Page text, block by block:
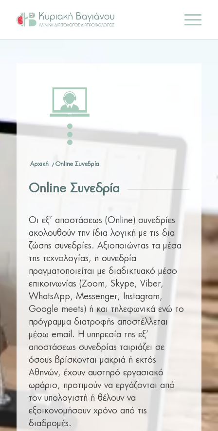
Αρχική / Online Συνεδρία
Online Συνεδρία
Οι εξ’ αποστάσεως (Online) συνεδρίες
ακολουθούν την ίδια λογική με τις δια
ζώσης συνεδρίες. Αξιοποιώντας τα μέσα
της τεχνολογίας, η συνεδρία
πραγματοποιείται με διαδικτυακό μέσο
επικοινωνίας (Zoom, Skype, Viber,
WhatsApp, Messenger, Instagram,
Google meets) ή και τηλεφωνικά ενώ το
πρόγραμμα διατροφής αποστέλλεται
μέσω email. Η υπηρεσία της εξ’
αποστάσεως συνεδρίας ταιριάζει σε
όσους βρίσκονται μακριά ή εκτός
Αθηνών, έχουν αυστηρό εργασιακό
ωράριο, προτιμούν να εργάζονται από
τον υπολογιστή ή θέλουν να
εξοικονομήσουν χρόνο από τις
διαδρομές.